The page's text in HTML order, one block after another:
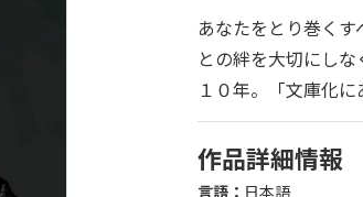
あなたをとり巻くす
との絆を大切にし
１０年。「文庫化
作品詳細情報
言語： 日本語